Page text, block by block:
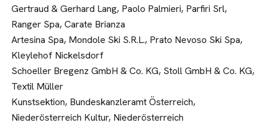
Gertraud & Gerhard Lang, Paolo Palmieri, Parfiri Srl,
Ranger Spa, Carate Brianza
Artesina Spa, Mondole Ski S.R.L., Prato Nevoso Ski Spa,
Kleylehof Nickelsdorf
Schoeller Bregenz GmbH & Co. KG, Stoll GmbH & Co. KG,
Textil Müller
Kunstsektion, Bundeskanzleramt Österreich,
Niederösterreich Kultur, Niederösterreich